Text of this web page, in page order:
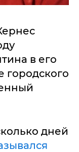
в его
городского
дней